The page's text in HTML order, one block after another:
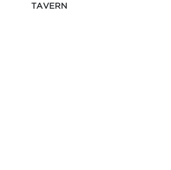
TAVERN